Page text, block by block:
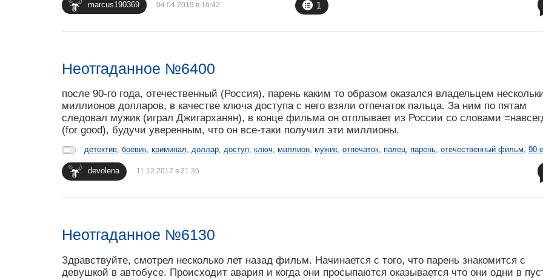
marcus190369 04.04.2019 в 16:42 1
Неотгаданное №6400
после 90-го года, отечественный (Россия), парень каким то образом оказался владельцем
миллионов долларов, в качестве ключа доступа с него взяли отпечаток пальца. За ним по пятам
следовал мужик (играл Джигарханян), в конце фильма он отплывает из России со словами
(for good), будучи уверенным, что он все-таки получил эти миллионы.
детектив, боевик, криминал, доллар, доступ, ключ, миллион, мужик, отпечаток, палец, парень, отечественный фильм, 90-е
devolena 11.12.2017 в 21:35
Неотгаданное №6130
Здравствуйте, смотрел несколько лет назад фильм. Начинается с того, что парень знакомится с
девушкой в автобусе. Происходит авария и когда они просыпаются оказывается что они одни в